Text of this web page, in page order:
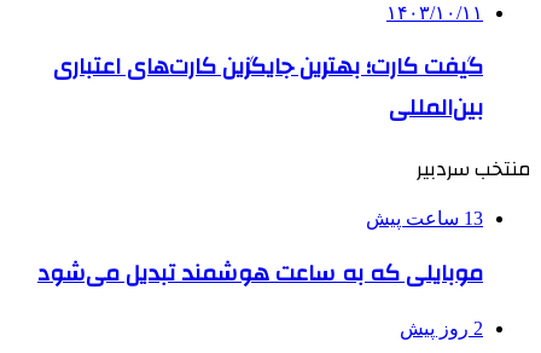
۱۴۰۳/۱۰/۱۱
گیفت کارت؛ بهترین جایگزین کارت‌های اعتباری
بین‌المللی
منتخب سردبیر
13 ساعت پیش
موبایلی که به ساعت هوشمند تبدیل می‌شود
2 روز پیش